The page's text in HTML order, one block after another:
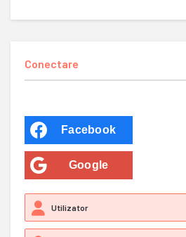
Conectare
Facebook
Google